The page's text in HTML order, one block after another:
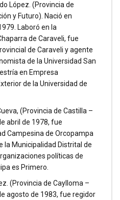
López. (Provincia de
y Futuro). Nació en
Laboró en la
de Caraveli, fue
de Caraveli y agente
de la Universidad San
en Empresa
de la Universidad de
(Provincia de Castilla –
abril de 1978, fue
Campesina de Orcopampa
la Municipalidad Distrital de
políticas de
es Primero.
(Provincia de Caylloma –
agosto de 1983, fue regidor